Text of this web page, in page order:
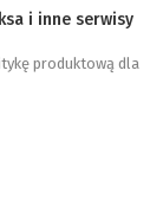
i inne serwisy
produktową dla